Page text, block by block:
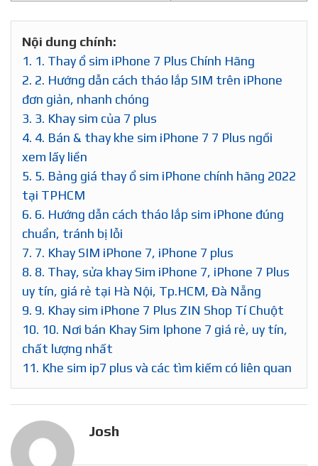
Nội dung chính:
1. 1. Thay ổ sim iPhone 7 Plus Chính Hãng
2. 2. Hướng dẫn cách tháo lắp SIM trên iPhone
đơn giản, nhanh chóng
3. 3. Khay sim của 7 plus
4. 4. Bán & thay khe sim iPhone 7 7 Plus ngồi
xem lấy liền
5. 5. Bảng giá thay ổ sim iPhone chính hãng 2022
tại TPHCM
6. 6. Hướng dẫn cách tháo lắp sim iPhone đúng
chuẩn, tránh bị lỗi
7. 7. Khay SIM iPhone 7, iPhone 7 plus
8. 8. Thay, sửa khay Sim iPhone 7, iPhone 7 Plus
uy tín, giá rẻ tại Hà Nội, Tp.HCM, Đà Nẵng
9. 9. Khay sim iPhone 7 Plus ZIN Shop Tí Chuột
10. 10. Nơi bán Khay Sim Iphone 7 giá rẻ, uy tín,
chất lượng nhất
11. Khe sim ip7 plus và các tìm kiếm có liên quan
Josh